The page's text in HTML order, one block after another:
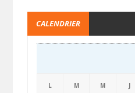
CALENDRIER
L M M J